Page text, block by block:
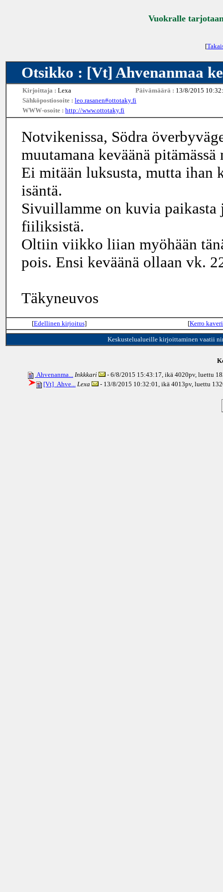
Vuokralle
[
Otsikko : [Vt] Ahvenanmaa
Kirjoittaja : Lexa Päivämäärä : 13/8/2015
Sähköpostiosoite : leo.rasanen#ottotaky.fi
WWW-osoite : http://www.ottotaky.fi
Notvikenissa, Södra
muutamana keväänä
Ei mitään luksusta, mutta
isäntä.
Sivuillamme on kuvia
fiiliksistä.
Oltiin viikko liian myöhään
pois. Ensi keväänä ollaan vk.
Täkyneuvos
[Edellinen kirjoitus] [Kerro
Keskustelualueille kirjoittaminen vaatii
Ahvenanma... Inkkkari - 6/8/2015 15:43:17, ikä 4020pv, luettu
[Vt] Ahve... Lexa - 13/8/2015 10:32:01, ikä 4013pv, luettu